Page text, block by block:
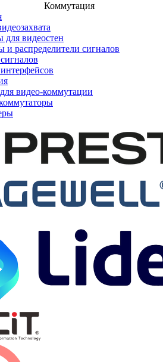
Коммутация
для видеостен
и распределители сигналов
видео-коммутации